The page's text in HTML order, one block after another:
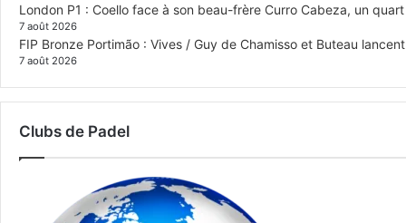
London P1 : Coello face à son beau-frère Curro Cabeza, un
7 août 2026
FIP Bronze Portimão : Vives / Guy de Chamisso et Buteau
7 août 2026
Clubs de Padel